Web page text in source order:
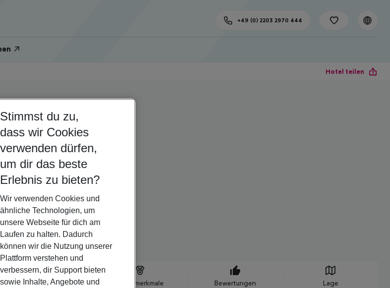
+49 (0) 2203 2970 444
Hotel teilen
Hotelbeschreibung Hotelmerkmale Bewertungen Lage
Stimmst du zu,
dass wir Cookies
verwenden dürfen,
um dir das beste
Erlebnis zu bieten?
Wir verwenden Cookies und
ähnliche Technologien, um
unsere Webseite für dich am
Laufen zu halten. Dadurch
können wir die Nutzung unserer
Plattform verstehen und
verbessern, dir Support bieten
sowie Inhalte, Angebote und